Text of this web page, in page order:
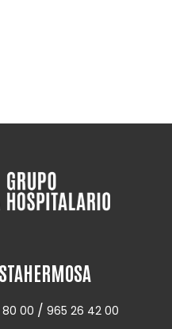
00 / 965 26 42 00